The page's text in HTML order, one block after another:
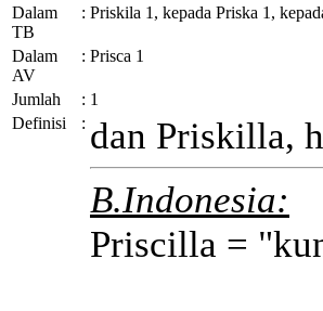
Dalam
TB
: Priskila 1, kepada Priska 1,
Dalam
AV
: Prisca 1
Jumlah : 1
Definisi
: dan Priskilla,
B.Indonesia:
Priscilla =